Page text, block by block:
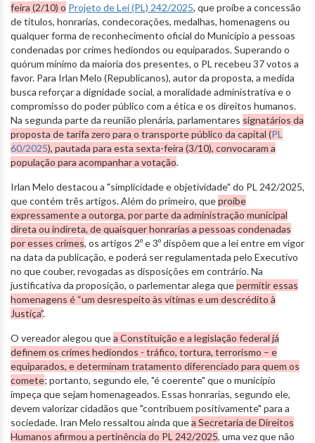
feira (2/10) o Projeto de Lei (PL) 242/2025, que proíbe a concessão
de títulos, honrarias, condecorações, medalhas, homenagens ou
qualquer forma de reconhecimento oficial do Município a pessoas
condenadas por crimes hediondos ou equiparados. Superando o
quórum mínimo da maioria dos presentes, o PL recebeu 37 votos a
favor. Para Irlan Melo (Republicanos), autor da proposta, a medida
busca reforçar a dignidade social, a moralidade administrativa e o
compromisso do poder público com a ética e os direitos humanos.
Na segunda parte da reunião plenária, parlamentares signatários da
proposta de tarifa zero para o transporte público da capital (PL
60/2025), pautada para esta sexta-feira (3/10), convocaram a
população para acompanhar a votação.
Irlan Melo destacou a "simplicidade e objetividade" do PL 242/2025,
que contém três artigos. Além do primeiro, queproíbe
expressamente a outorga, por parte da administração municipal
direta ou indireta, de quaisquer honrarias a pessoas condenadas
por esses crimes, os artigos 2º e 3º dispõem que a lei entre em vigor
na data da publicação, e poderá ser regulamentada pelo Executivo
no que couber, revogadas as disposições em contrário. Na
justificativa da proposição, o parlementar alega quepermitir essas
homenagens é “um desrespeito às vítimas e um descrédito à
Justiça”.
O vereador alegou quea Constituição e a legislação federal já
definem os crimes hediondos - tráfico, tortura, terrorismo – e
equiparados, e determinam tratamento diferenciado para quem os
comete; portanto, segundo ele, "é coerente" que o município
impeça que sejam homenageados. Essas honrarias, segundo ele,
devem valorizar cidadãos que "contribuem positivamente" para a
sociedade. Iran Melo ressaltou ainda quea Secretaria de Direitos
Humanos afirmou a pertinência do PL 242/2025, uma vez que não